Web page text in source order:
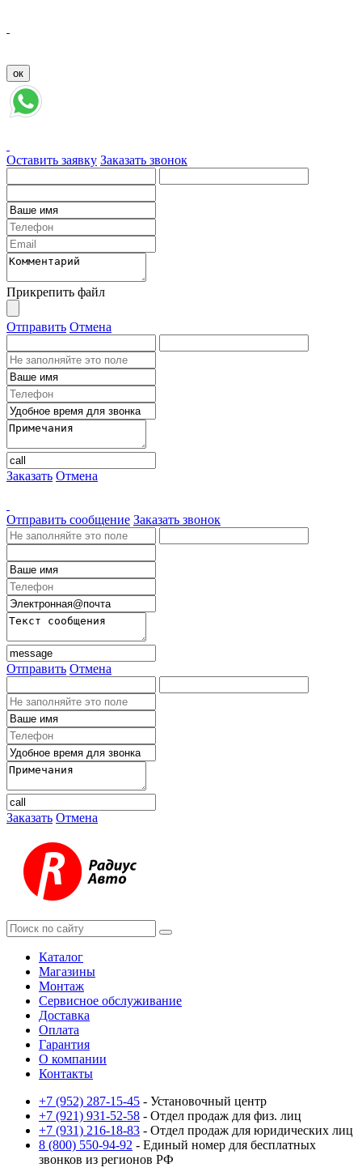
Оставить заявку Заказать звонок
Прикрепить файл
Отправить Отмена
Заказать Отмена
Отправить сообщение Заказать звонок
Отправить Отмена
Заказать Отмена
Каталог
Магазины
Монтаж
Сервисное обслуживание
Доставка
Оплата
Гарантия
О компании
Контакты
+7 (952) 287-15-45 - Установочный центр
+7 (921) 931-52-58 - Отдел продаж для физ. лиц
+7 (931) 216-18-83 - Отдел продаж для юридических лиц
8 (800) 550-94-92 - Единый номер для бесплатных
звонков из регионов РФ